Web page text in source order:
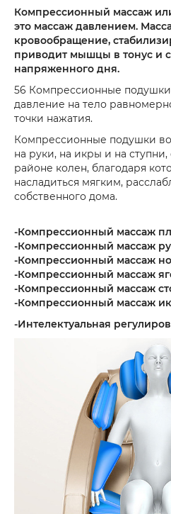
Компрессионный массаж
это массаж давлением.
кровообращение,
приводит мышцы в тонус и
напряженного дня.
56 Компрессионные
давление на тело
точки нажатия.
Компрессионные подушки
на руки, на икры и на
районе колен, благодаря
насладиться мягким,
собственного дома.
-Компрессионный массаж
-Компрессионный массаж
-Компрессионный массаж
-Компрессионный массаж
-Компрессионный массаж
-Компрессионный массаж
-Интелектуальная